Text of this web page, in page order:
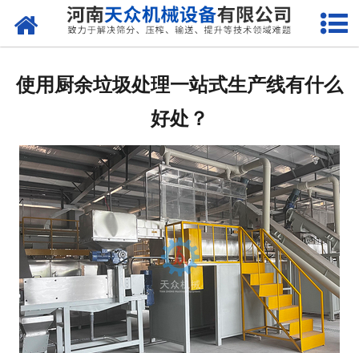
网站首页
新闻资讯
客户案例
现场视频
联系我们
使用厨余垃圾处理一站式生产线有什么
好处？